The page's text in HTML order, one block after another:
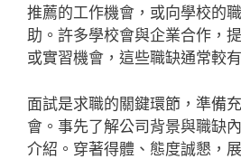
推薦的工作機會，或向學校的
助。許多學校會與企業合作，
或實習機會，這些職缺通常較
面試是求職的關鍵環節，準備
會。事先了解公司背景與職缺
介紹。穿著得體、態度誠懇，